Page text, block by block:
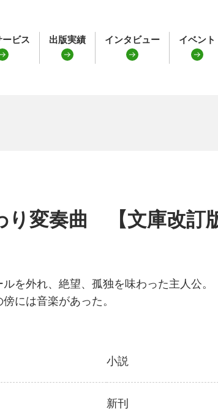
ービス 出版実績 インタビュー イベント
り変奏曲 【文庫改訂
ルを外れ、絶望、孤独を味わった主人公。
には音楽があった。
小説
新刊